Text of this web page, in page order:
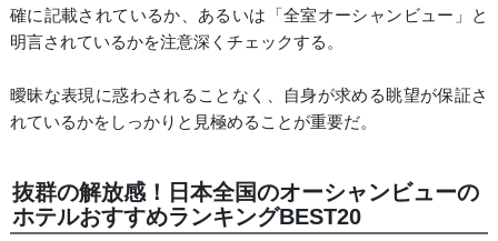
確に記載されているか、あるいは「全室オーシャンビュー」と
明言されているかを注意深くチェックする。
曖昧な表現に惑わされることなく、自身が求める眺望が保証さ
れているかをしっかりと見極めることが重要だ。
抜群の解放感！日本全国のオーシャンビューの
ホテルおすすめランキングBEST20